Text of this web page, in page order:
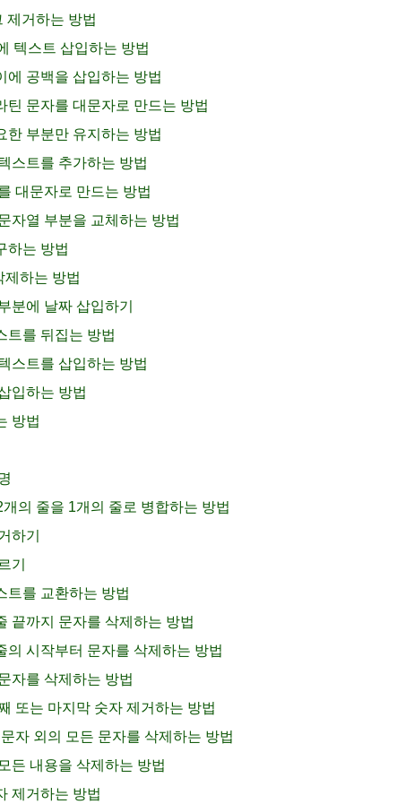
제거하는 방법
텍스트 삽입하는 방법
에 공백을 삽입하는 방법
틴 문자를 대문자로 만드는 방법
한 부분만 유지하는 방법
스트를 추가하는 방법
대문자로 만드는 방법
자열 부분을 교체하는 방법
하는 방법
제하는 방법
분에 날짜 삽입하기
트를 뒤집는 방법
스트를 삽입하는 방법
입하는 방법
방법
의 줄을 1개의 줄로 병합하는 방법
하기
기
트를 교환하는 방법
끝까지 문자를 삭제하는 방법
의 시작부터 문자를 삭제하는 방법
자를 삭제하는 방법
또는 마지막 숫자 제거하는 방법
자 외의 모든 문자를 삭제하는 방법
든 내용을 삭제하는 방법
제거하는 방법